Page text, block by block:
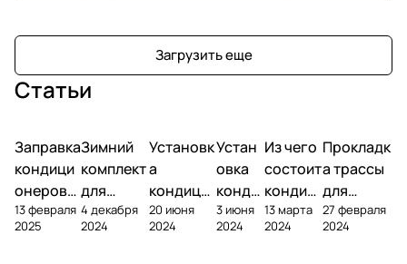
Загрузить еще
Статьи
Заправка
кондици
онеров
фреоном
13 февраля
2025
Зимний
комплект
для
кондици
онера
4 декабря
2024
Установк
а
кондици
онера на
фасаде
20 июня
2024
Устан
овка
конди
ционе
ра
3 июня
2024
Из чего
состоит
кондиц
ионер?
13 марта
2024
Прокладк
а трассы
для
кондицио
нера
27 февраля
2024